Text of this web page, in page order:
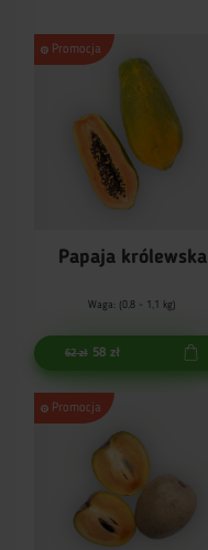
Promocja
Papaja królewska
Waga: (0,8 - 1,1 kg)
62 zł 58 zł
Promocja